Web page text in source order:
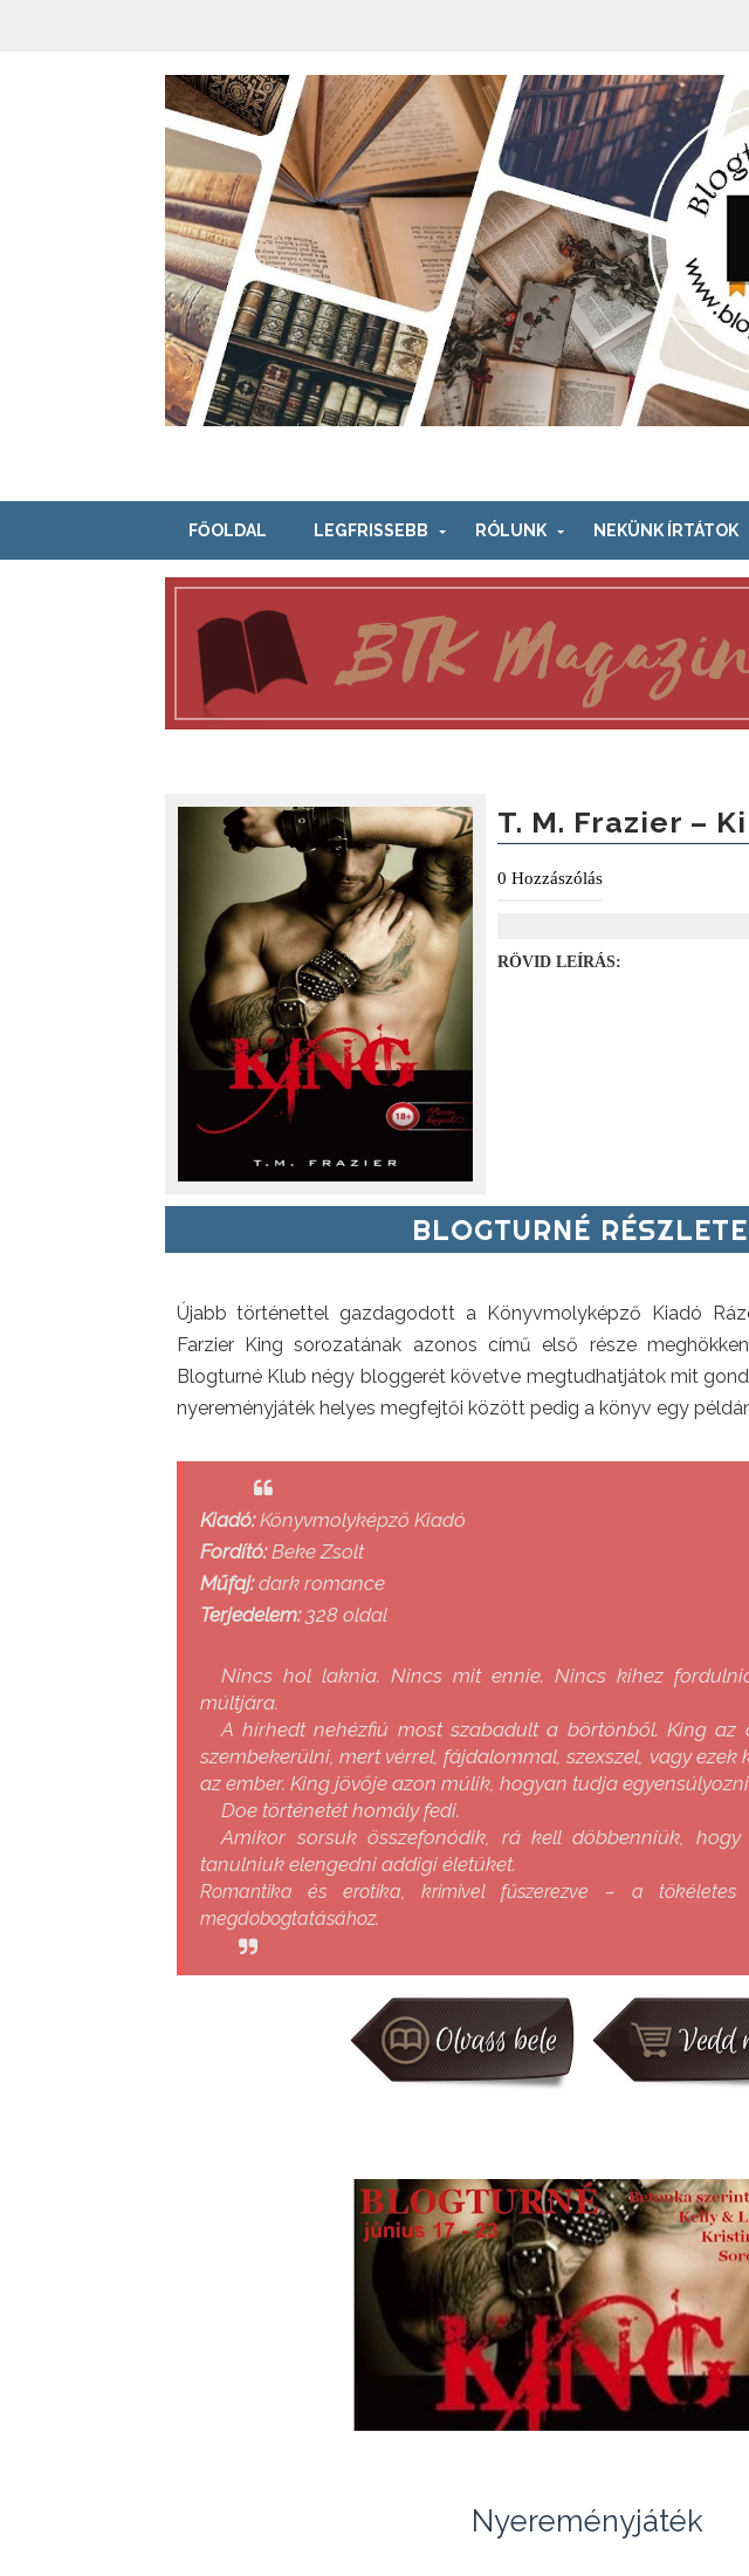
FŐOLDAL LEGFRISSEBB RÓLUNK NEKÜNK ÍRTÁTOK
T. M. Frazier –
0 Hozzászólás
RÖVID LEÍRÁS:
BLOGTURNÉ
Újabb történettel gazdagodott a Könyvmolyképző Kiadó
Farzier King sorozatának azonos című első része
Blogturné Klub négy bloggerét követve megtudhatjátok mit
nyereményjáték helyes megfejtői között pedig a könyv egy
Kiadó:Könyvmolyképző Kiadó
Fordító:Beke Zsolt
Műfaj:dark romance
Terjedelem:328 oldal
Nincs hol laknia. Nincs mit ennie. Nincs kihez
múltjára.
A hírhedt nehézfiú most szabadult a börtönből. King
szembekerülni, mert vérrel, fájdalommal, szexszel, vagy
az ember. King jövője azon múlik, hogyan tudja
Doe történetét homály fedi.
Amikor sorsuk összefonódik, rá kell döbbenniük,
tanulniuk elengedni addigi életüket.
Romantika és erotika, krimivel fűszerezve – a
megdobogtatásához.
Nyereményjáték